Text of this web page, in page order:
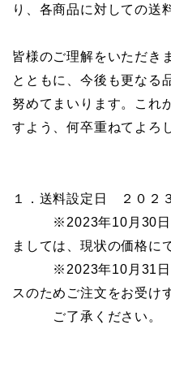
り、各商品に対しての送
皆様のご理解をいただき
とともに、今後も更なる
努めてまいります。これ
すよう、何卒重ねてよろ
１．送料設定日 ２０２
※2023年10月30日（
ましては、現状の価格に
※2023年10月31日（
スのためご注文をお受け
ご了承ください。